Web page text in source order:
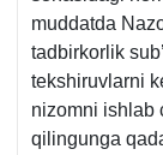
muddatda
tadbirkorlik
tekshiruvlarni
nizomni ishlab
qilingunga